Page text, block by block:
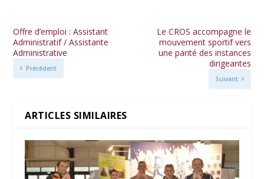
Offre d’emploi : Assistant
Administratif / Assistante
Administrative
Précédent
Le CROS accompagne le
mouvement sportif vers
une parité des instances
dirigeantes
Suivant
ARTICLES SIMILAIRES